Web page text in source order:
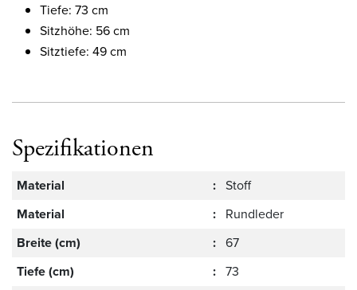
Tiefe: 73 cm
Sitzhöhe: 56 cm
Sitztiefe: 49 cm
Spezifikationen
Material : Stoff
Material
: Rundleder
Breite (cm)
: 67
Tiefe (cm)
: 73